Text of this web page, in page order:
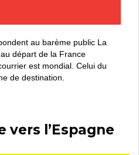
au barème public La
départ de la France
est mondial. Celui du
de destination.
vers l’Espagne